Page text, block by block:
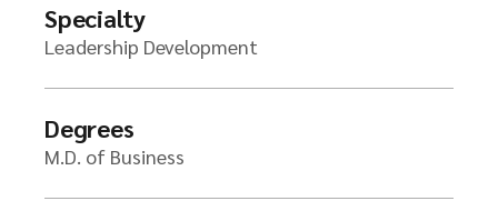
Specialty
Leadership Development
Degrees
M.D. of Business